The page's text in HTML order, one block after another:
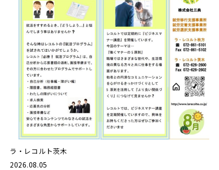
ラ・レコルト茨木
2026.08.05